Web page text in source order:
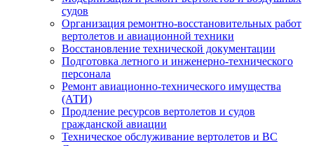
судов
Организация ремонтно-восстановительных работ
вертолетов и авиационной техники
Восстановление технической документации
Подготовка летного и инженерно-технического
персонала
Ремонт авиационно-технического имущества
(АТИ)
Продление ресурсов вертолетов и судов
гражданской авиации
Техническое обслуживание вертолетов и ВС